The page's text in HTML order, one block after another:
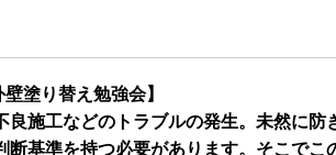
塗り替え勉強会】
施工などのトラブルの発生。未然に防
断基準を持つ必要があります。そこでこ